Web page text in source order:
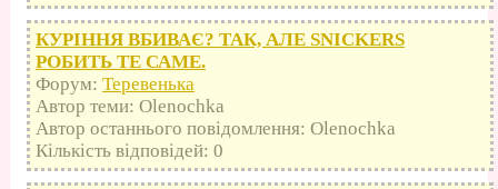
КУРІННЯ ВБИВАЄ? ТАК, АЛЕ SNICKERS
РОБИТЬ ТЕ САМЕ.
Форум: Теревенька
Автор теми: Olenochka
Автор останнього повідомлення: Olenochka
Кількість відповідей: 0